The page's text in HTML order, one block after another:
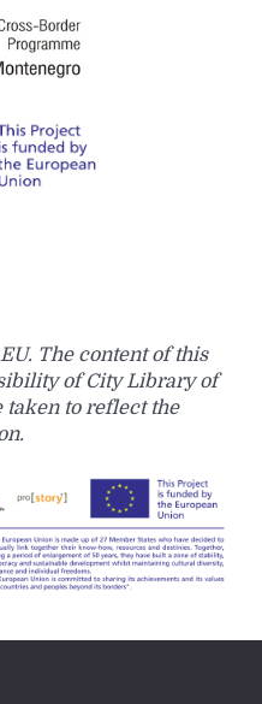
The content of this
of City Library of
taken to reflect the